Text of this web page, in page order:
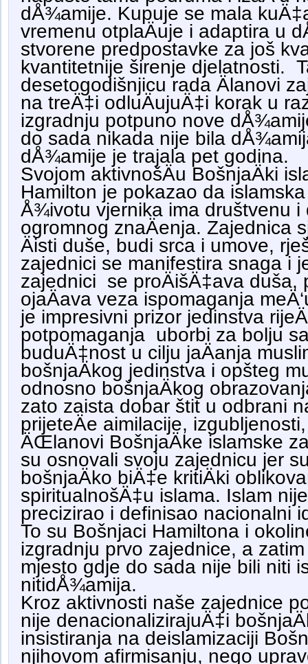
dÅ¾amije. Kupuje se mala
vremenu otplaÄuje i adaptira u
stvorene predpostavke za još
kvantitetnije širenje djelatnosti.
desetogodišnjicu rada Älanovi
na treÄ‡i odluÄujuÄ‡i korak u
izgradnju potpuno nove
do sada nikada nije bila
dÅ¾amije je trajala pet godina.
Svojom aktivnošÄu BošnjaÄki
Hamilton je pokazao da
Å¾ivotu vjernika ima društvenu i
ogromnog znaÄenja. Zajednica
Äisti duše, budi srca i umove,
zajednici se manifestira snaga i
zajednici se proÄišÄ‡ava duša,
ojaÄava veza ispomaganja
je impresivni prizor jedinstva
potpomaganja uborbi za bolju
buduÄ‡nost u cilju jaÄanja
bošnjaÄkog jedinstva i opšteg
odnosno bošnjaÄkog
zato zaista dobar štit u odbrani
prijeteÄe aimilacije,
ÄŒlanovi BošnjaÄke islamske
su osnovali svoju zajednicu jer
bošnjaÄko biÄ‡e kritiÄki
spiritualnošÄ‡u islama. Islam
precizirao i definisao nacionalni
To su Bošnjaci Hamiltona i
izgradnju prvo zajednice, a
mjesto gdje do sada nije bili niti
nitidÅ¾amija.
Kroz aktivnosti naše zajednice
nije denacionalizirajuÄ‡i
insistiranja na deislamizaciji
njihovom afirmisanju, nego